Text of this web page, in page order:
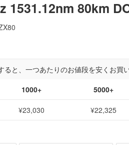
1531.12nm 80km
ると、一つあたりのお値段を安くお買
1000+ 5000+
¥23,030 ¥22,325